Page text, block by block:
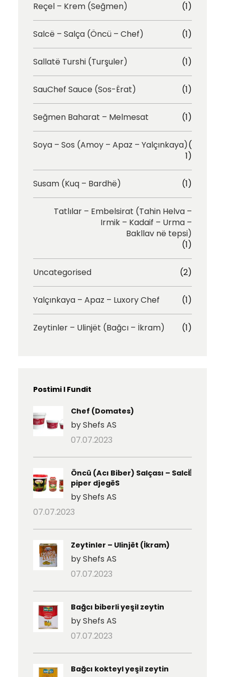
Reçel – Krem (Seğmen) (1)
Salcë – Salça (Öncü – Chef) (1)
Sallatë Turshi (Turşuler) (1)
SauChef Sauce (Sos-Ërat) (1)
Seğmen Baharat – Melmesat (1)
Soya – Sos (Amoy – Apaz – Yalçınkaya)(
1)
Susam (Kuq – Bardhë) (1)
Tatlılar – Embelsirat (Tahin Helva –
Irmik – Kadaif – Urma –
Bakllav në tepsi)
(1)
Uncategorised (2)
Yalçınkaya – Apaz – Luxory Chef (1)
Zeytinler – Ulinjët (Bağcı – İkram) (1)
Postimi I Fundit
Chef (Domates)
by Shefs AS
07.07.2023
Öncü (Acı Biber) Salçası – SalcË
piper djegëS
by Shefs AS
07.07.2023
Zeytinler – Ulinjët (İkram)
by Shefs AS
07.07.2023
Bağcı biberli yeşil zeytin
by Shefs AS
07.07.2023
Bağcı kokteyl yeşil zeytin